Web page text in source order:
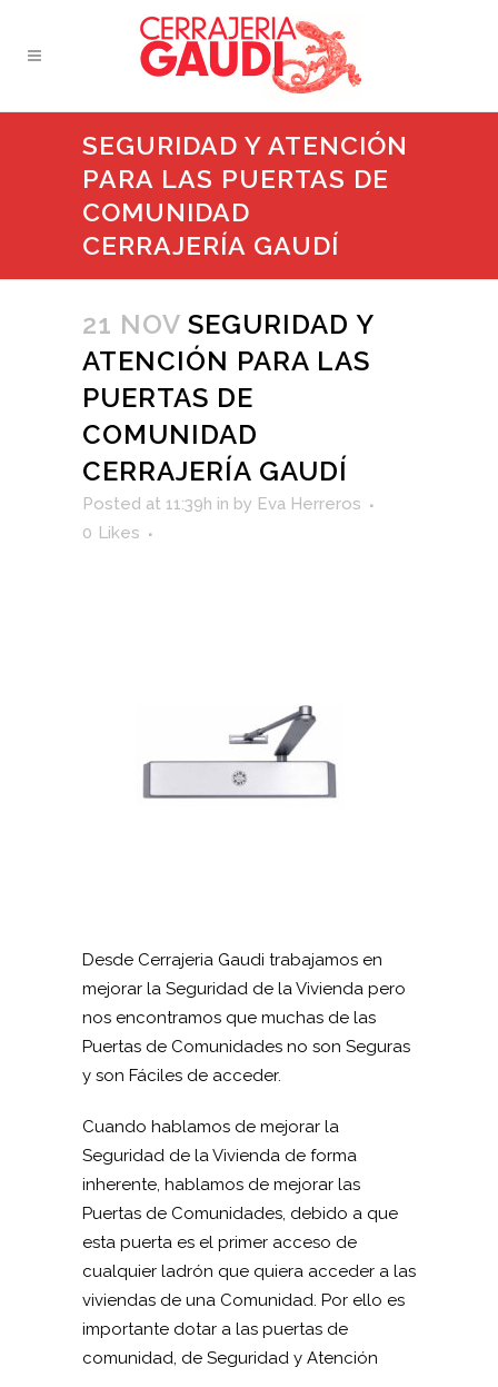
SEGURIDAD Y ATENCIÓN
PARA LAS PUERTAS DE
COMUNIDAD
CERRAJERÍA GAUDÍ
21 NOV SEGURIDAD Y
ATENCIÓN PARA LAS
PUERTAS DE
COMUNIDAD
CERRAJERÍA GAUDÍ
Posted at 11:39h in by Eva Herreros
0 Likes
Desde Cerrajeria Gaudi trabajamos en
mejorar la Seguridad de la Vivienda pero
nos encontramos que muchas de las
Puertas de Comunidades no son Seguras
y son Fáciles de acceder.
Cuando hablamos de mejorar la
Seguridad de la Vivienda de forma
inherente, hablamos de mejorar las
Puertas de Comunidades, debido a que
esta puerta es el primer acceso de
cualquier ladrón que quiera acceder a las
viviendas de una Comunidad. Por ello es
importante dotar a las puertas de
comunidad, de Seguridad y Atención